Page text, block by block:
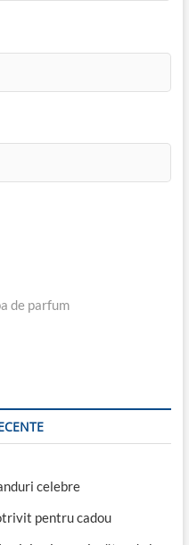
de parfum
celebre
pentru cadou